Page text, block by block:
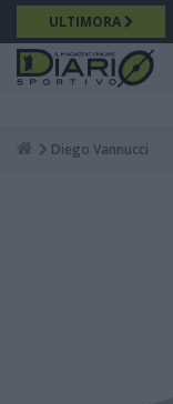
Salta
al
contenuto
principale
ULTIMORA
Breadcrumb
Diego Vannucci